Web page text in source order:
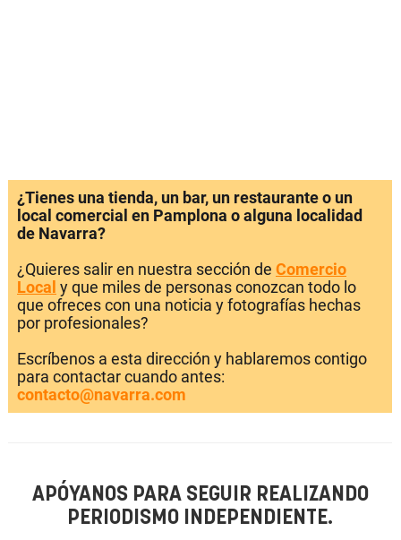
¿Tienes una tienda, un bar, un restaurante o un
local comercial en Pamplona o alguna localidad
de Navarra?
¿Quieres salir en nuestra sección de Comercio
Local y que miles de personas conozcan todo lo
que ofreces con una noticia y fotografías hechas
por profesionales?
Escríbenos a esta dirección y hablaremos contigo
para contactar cuando antes:
contacto@navarra.com
APÓYANOS PARA SEGUIR REALIZANDO
PERIODISMO INDEPENDIENTE.